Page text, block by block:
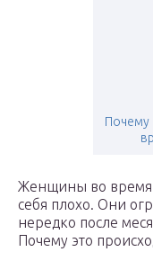
Почему
Женщины во время
себя плохо. Они
нередко после
Почему это